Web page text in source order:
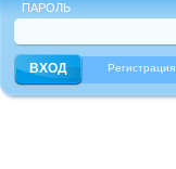
ПАРОЛЬ
Регистрация